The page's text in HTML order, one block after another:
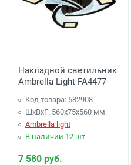
Накладной светильник
Ambrella Light FA4477
Код товара: 582908
ШхВхГ: 560x75x560 мм
Ambrella light
В наличии 12 шт.
7 580 руб.